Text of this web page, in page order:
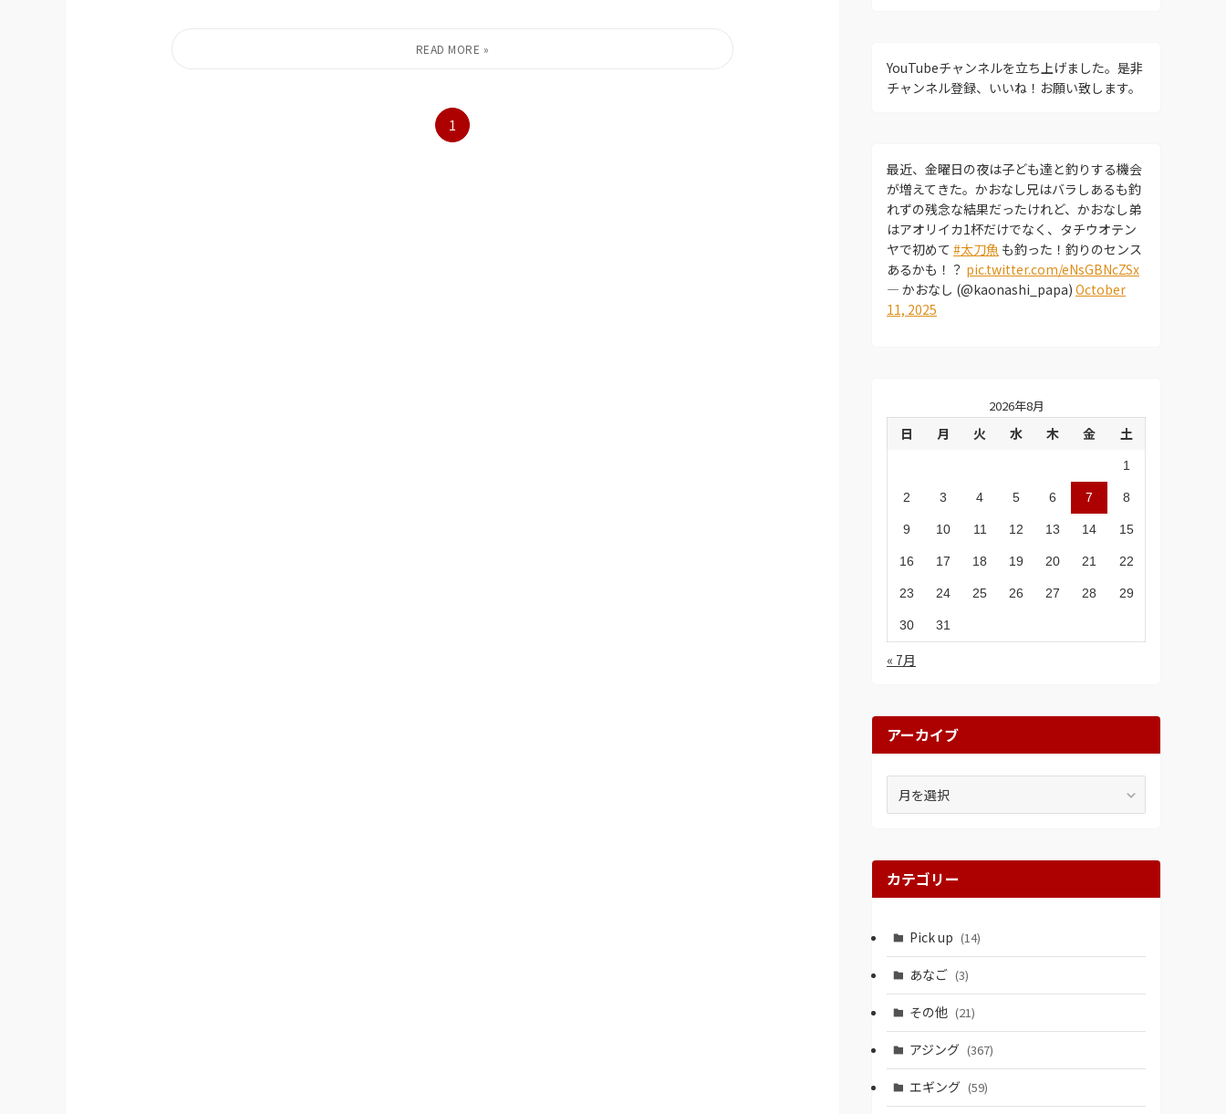
1
YouTubeチャンネルを立ち上げました。是非
チャンネル登録、いいね！お願い致します。
最近、金曜日の夜は子ども達と釣りする機会
が増えてきた。かおなし兄はバラしあるも釣
れずの残念な結果だったけれど、かおなし弟
はアオリイカ1杯だけでなく、タチウオテン
ヤで初めて #太刀魚 も釣った！釣りのセンス
あるかも！？ pic.twitter.com/eNsGBNcZSx
— かおなし (@kaonashi_papa) October
11, 2025
2026年8月
日 月 火 水 木 金 土
1
2 3 4 5 6 7 8
9 10 11 12 13 14 15
16 17 18 19 20 21 22
23 24 25 26 27 28 29
30 31
« 7月
アーカイブ
ブ
カテゴリー
Pick up (14)
あなご (3)
その他 (21)
アジング (367)
エギング (59)